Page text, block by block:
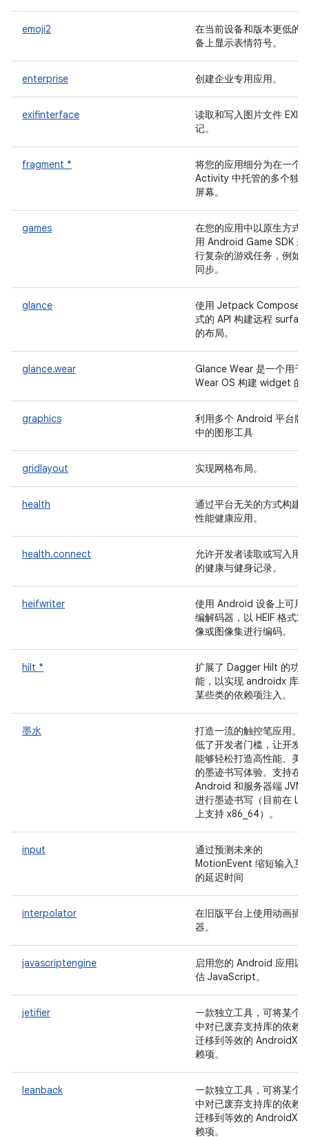
emoji2
在当前设备和版本更低的
备上显示表情符号。
enterprise 创建企业专用应用。
exifinterface
读取和写入图片文件 EXIF
记。
fragment *
将您的应用细分为在一个
Activity 中托管的多个独立
屏幕。
games
在您的应用中以原生方式
用 Android Game SDK 来
行复杂的游戏任务，例如
同步。
glance
使用 Jetpack Compose
式的 API 构建远程 surface
的布局。
glance.wear
Glance Wear 是一个用于
Wear OS 构建 widget 的
graphics
利用多个 Android 平台版
中的图形工具
gridlayout 实现网格布局。
health
通过平台无关的方式构建
性能健康应用。
health.connect
允许开发者读取或写入用
的健康与健身记录。
heifwriter
使用 Android 设备上可用
编解码器，以 HEIF 格式对
像或图像集进行编码。
hilt *
扩展了 Dagger Hilt 的功
能，以实现 androidx 库中
某些类的依赖项注入。
墨水
打造一流的触控笔应用。
低了开发者门槛，让开发
能够轻松打造高性能、美
的墨迹书写体验。支持在
Android 和服务器端 JVM
进行墨迹书写（目前在
上支持 x86_64）。
input
通过预测未来的
MotionEvent 缩短输入互
的延迟时间
interpolator
在旧版平台上使用动画插
器。
javascriptengine
启用您的 Android 应用以
估 JavaScript。
jetifier
一款独立工具，可将某个
中对已废弃支持库的依赖
迁移到等效的 AndroidX 依
赖项。
leanback
一款独立工具，可将某个
中对已废弃支持库的依赖
迁移到等效的 AndroidX 依
赖项。